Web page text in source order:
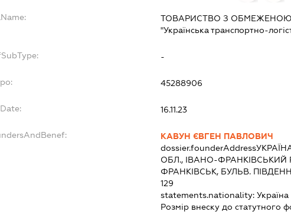
ТОВАРИСТВО З ОБМЕЖЕНОЮ
"Українська транспортно-
-
45288906
16.11.23
КАВУН ЄВГЕН ПАВЛОВИЧ
dossier.founderAddress
ОБЛ., ІВАНО-ФРАНКІВСЬКИЙ
ФРАНКІВСЬК, БУЛЬВ.
129
statements.nationality: Україна
Розмір внеску до статутного